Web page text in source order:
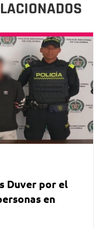
Duver por el
en